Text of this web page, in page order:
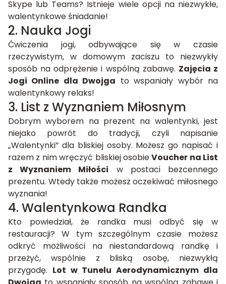
Skype lub Teams? Istnieje wiele opcji na niezwykłe,
walentynkowe śniadanie!
2. Nauka Jogi
Ćwiczenia jogi, odbywające się w czasie
rzeczywistym, w domowym zaciszu to niezwykły
sposób na odprężenie i wspólną zabawę. Zajęcia z
Jogi Online dla Dwojga to wspaniały wybór na
walentynkowy relaks!
3. List z Wyznaniem Miłosnym
Dobrym wyborem na prezent na walentynki, jest
niejako powrót do tradycji, czyli napisanie
„Walentynki” dla bliskiej osoby. Możesz go napisać i
razem z nim wręczyć bliskiej osobieVoucher na List
z Wyznaniem Miłości w postaci bezcennego
prezentu. Wtedy także możesz oczekiwać miłosnego
wyznania!
4. Walentynkowa Randka
Kto powiedział, że randka musi odbyć się w
restauracji? W tym szczególnym czasie możesz
odkryć możliwości na niestandardową randkę i
przeżyć, wspólnie z bliską osobę, niezwykłą
przygodę. Lot w Tunelu Aerodynamicznym dla